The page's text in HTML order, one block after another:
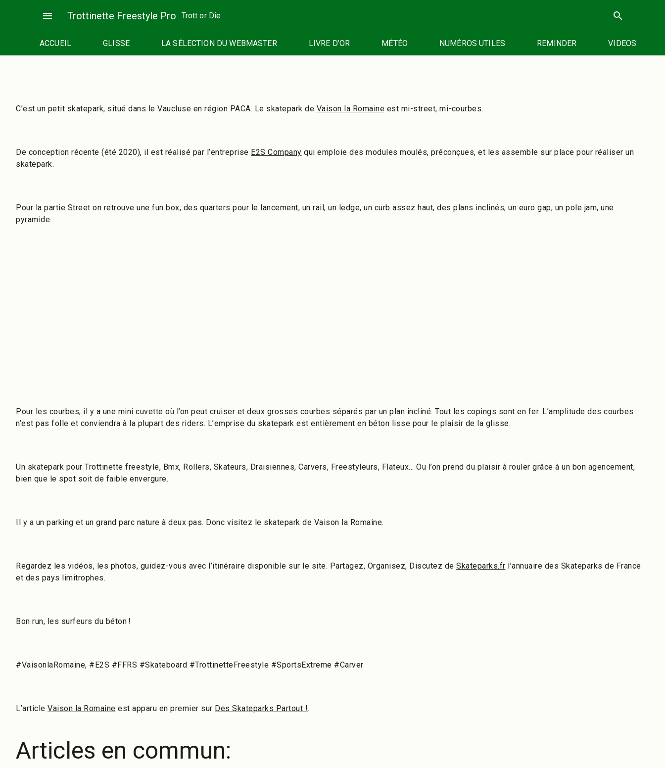
menu Trottinette Freestyle Pro Trott or Die search
ACCUEIL GLISSE LA SÉLECTION DU WEBMASTER LIVRE D’OR MÉTÉO NUMÉROS UTILES REMINDER VIDEOS
C’est un petit skatepark, situé dans le Vaucluse en région PACA. Le skatepark de Vaison la Romaine est mi-street, mi-courbes.
De conception récente (été 2020), il est réalisé par l’entreprise E2S Company qui emploie des modules moulés, préconçues, et les assemble sur place pour réaliser un
skatepark.
Pour la partie Street on retrouve une fun box, des quarters pour le lancement, un rail, un ledge, un curb assez haut, des plans inclinés, un euro gap, un pole jam, une
pyramide.
Pour les courbes, il y a une mini cuvette où l’on peut cruiser et deux grosses courbes séparés par un plan incliné. Tout les copings sont en fer. L’amplitude des courbes
n’est pas folle et conviendra à la plupart des riders. L’emprise du skatepark est entièrement en béton lisse pour le plaisir de la glisse.
Un skatepark pour Trottinette freestyle, Bmx, Rollers, Skateurs, Draisiennes, Carvers, Freestyleurs, Flateux… Ou l’on prend du plaisir à rouler grâce à un bon agencement,
bien que le spot soit de faible envergure.
Il y a un parking et un grand parc nature à deux pas. Donc visitez le skatepark de Vaison la Romaine.
Regardez les vidéos, les photos, guidez-vous avec l’itinéraire disponible sur le site. Partagez, Organisez, Discutez de Skateparks.fr l’annuaire des Skateparks de France
et des pays limitrophes.
Bon run, les surfeurs du béton !
#VaisonlaRomaine, #E2S #FFRS #Skateboard #TrottinetteFreestyle #SportsExtreme #Carver
L’article Vaison la Romaine est apparu en premier sur Des Skateparks Partout !.
Articles en commun: